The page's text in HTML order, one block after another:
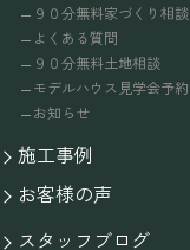
９０分無料家づくり相談
よくある質問
９０分無料土地相談
モデルハウス見学会予約
お知らせ
施工事例
お客様の声
スタッフブログ